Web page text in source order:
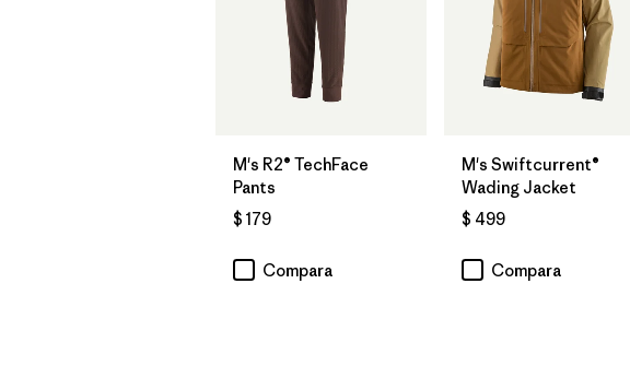
M's R2® TechFace
Pants
$ 179
Compara
M's Swiftcurrent®
Wading Jacket
$ 499
Compara